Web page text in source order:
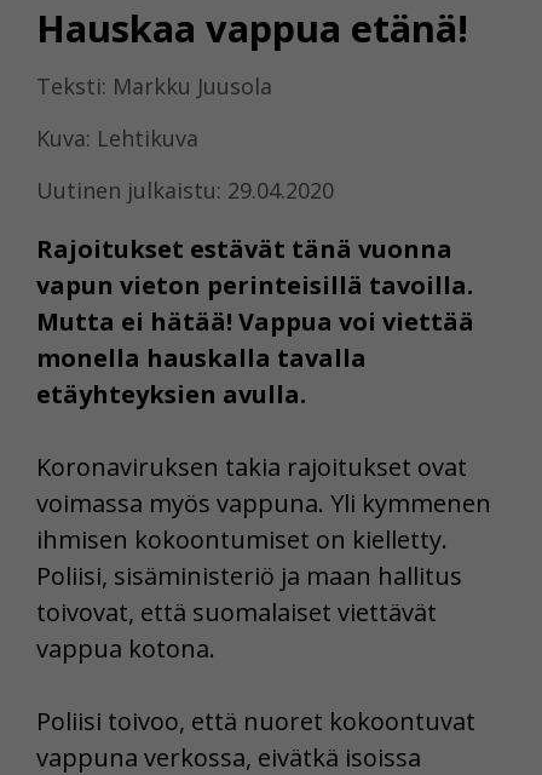
Hauskaa vappua etänä!
Teksti: Markku Juusola
Kuva: Lehtikuva
Uutinen julkaistu: 29.04.2020
Rajoitukset estävät tänä vuonna
vapun vieton perinteisillä tavoilla.
Mutta ei hätää! Vappua voi viettää
monella hauskalla tavalla
etäyhteyksien avulla.
Koronaviruksen takia rajoitukset ovat
voimassa myös vappuna. Yli kymmenen
ihmisen kokoontumiset on kielletty.
Poliisi, sisäministeriö ja maan hallitus
toivovat, että suomalaiset viettävät
vappua kotona.
Poliisi toivoo, että nuoret kokoontuvat
vappuna verkossa, eivätkä isoissa